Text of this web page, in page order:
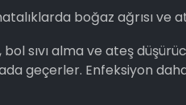
boğaz ağrısı
sıvı alma ve ateş
geçerler. Enfeksiyon